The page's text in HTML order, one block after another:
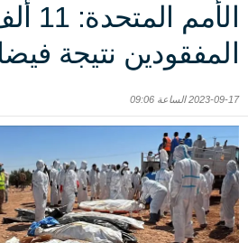
المفقودين نتيجة
2023-09-17 الساعة 09:06